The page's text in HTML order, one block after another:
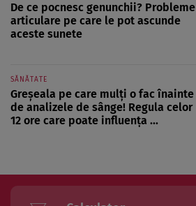
De ce pocnesc genunchii? Probleme
articulare pe care le pot ascunde
aceste sunete
SĂNĂTATE
Greșeala pe care mulți o fac înainte
de analizele de sânge! Regula celor
12 ore care poate influența ...